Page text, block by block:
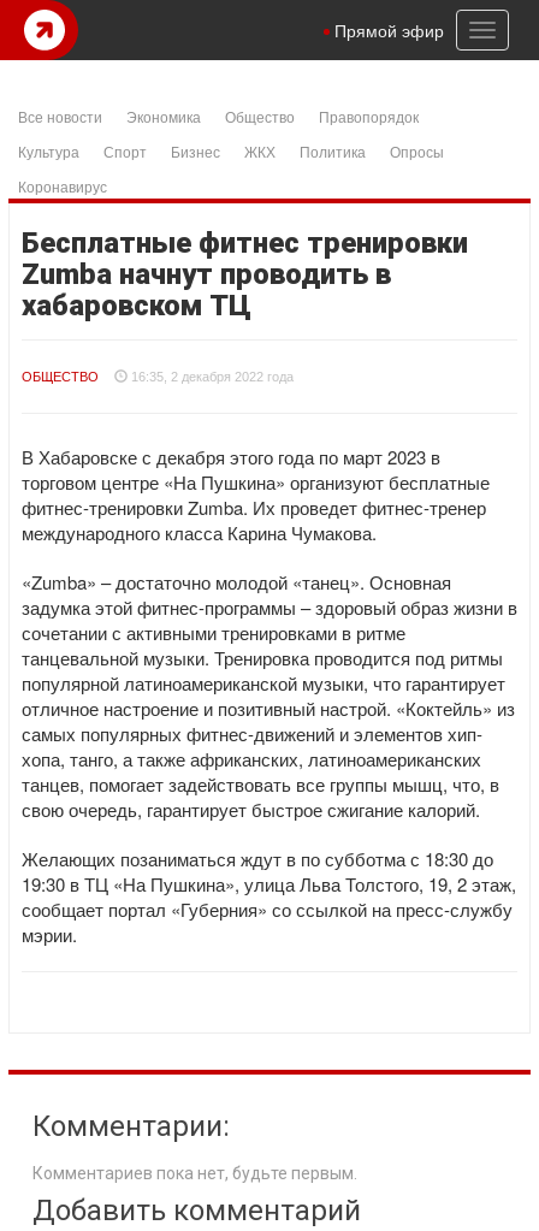
Toggle
Прямой эфир
Все новости Экономика Общество
Правопорядок
Культура
Спорт Бизнес ЖКХ Политика
Опросы
Коронавирус
Бесплатные фитнес тренировки
Zumba начнут проводить в
хабаровском ТЦ
ОБЩЕСТВО 16:35, 2 декабря 2022 года
В Хабаровске с декабря этого года по март 2023 в
торговом центре «На Пушкина» организуют бесплатные
фитнес-тренировки Zumba. Их проведет фитнес-тренер
международного класса Карина Чумакова.
«Zumba» – достаточно молодой «танец». Основная
задумка этой фитнес-программы – здоровый образ жизни в
сочетании с активными тренировками в ритме
танцевальной музыки. Тренировка проводится под ритмы
популярной латиноамериканской музыки, что гарантирует
отличное настроение и позитивный настрой. «Коктейль» из
самых популярных фитнес-движений и элементов хип-
хопа, танго, а также африканских, латиноамериканских
танцев, помогает задействовать все группы мышц, что, в
свою очередь, гарантирует быстрое сжигание калорий.
Желающих позаниматься ждут в по субботма с 18:30 до
19:30 в ТЦ «На Пушкина», улица Льва Толстого, 19, 2 этаж,
сообщает портал «Губерния» со ссылкой на пресс-службу
мэрии.
Комментарии:
Комментариев пока нет, будьте первым.
Добавить комментарий